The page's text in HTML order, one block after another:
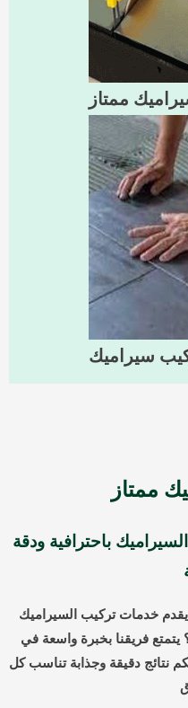
ممتاز
سيراميك
ممتاز
باحترافية ودقة
خدمات تركيب السيراميك
يتمتع فريقنا بخبرة واسعة في
نتائج دقيقة وجذابة تناسب كل